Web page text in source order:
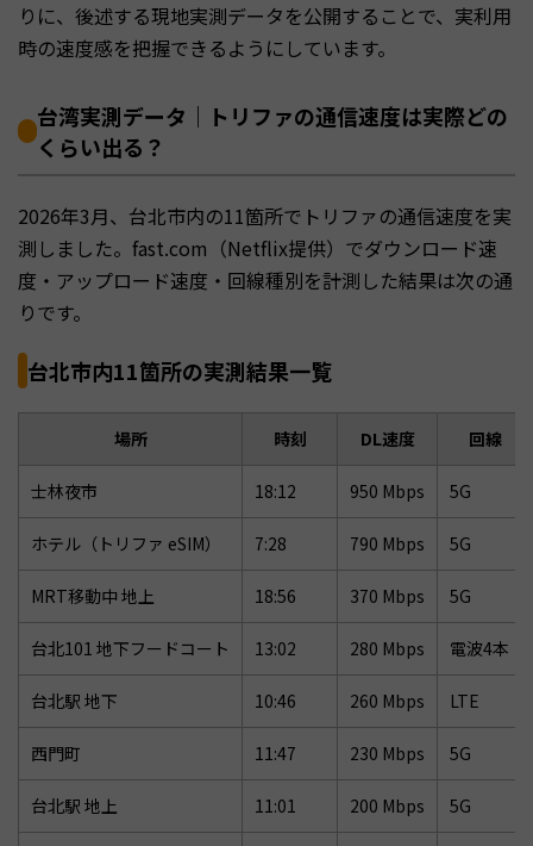
りに、後述する現地実測データを公開することで、実利用
時の速度感を把握できるようにしています。
台湾実測データ｜トリファの通信速度は実際どの
くらい出る？
2026年3月、台北市内の11箇所でトリファの通信速度を実
測しました。fast.com（Netflix提供）でダウンロード速
度・アップロード速度・回線種別を計測した結果は次の通
りです。
台北市内11箇所の実測結果一覧
場所 時刻 DL速度 回線
士林夜市 18:12 950 Mbps 5G
ホテル（トリファ eSIM） 7:28 790 Mbps 5G
MRT移動中 地上 18:56 370 Mbps 5G
台北101 地下フードコート 13:02 280 Mbps 電波4本
台北駅 地下 10:46 260 Mbps LTE
西門町 11:47 230 Mbps 5G
台北駅 地上 11:01 200 Mbps 5G